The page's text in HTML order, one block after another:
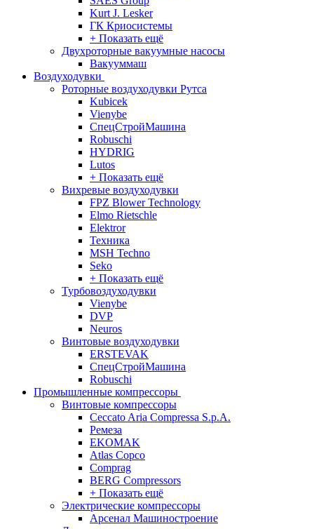
Kurt J. Lesker
ГК Криосистемы
+ Показать ещё
Двухроторные вакуумные насосы
Вакууммаш
Воздуходувки
Роторные воздуходувки Рутса
Kubicek
Vienybe
СпецСтройМашина
Robuschi
HYDRIG
Lutos
+ Показать ещё
Вихревые воздуходувки
FPZ Blower Technology
Elmo Rietschle
Elektror
Техника
MSH Techno
Seko
+ Показать ещё
Турбовоздуходувки
Vienybe
DVP
Neuros
Винтовые воздуходувки
ERSTEVAK
СпецСтройМашина
Robuschi
Промышленные компрессоры
Винтовые компрессоры
Ceccato Aria Compressa S.p.A.
Ремеза
EKOMAK
Atlas Copco
Comprag
BERG Compressors
+ Показать ещё
Электрические компрессоры
Арсенал Машиностроение